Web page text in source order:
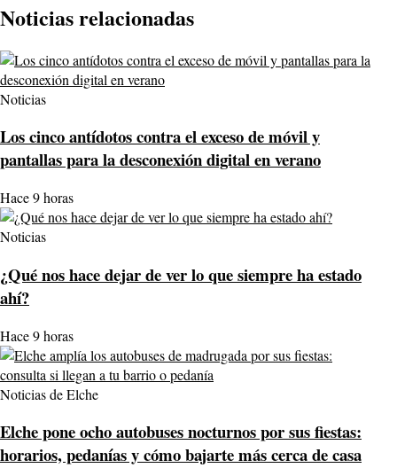
Noticias relacionadas
Noticias
Los cinco antídotos contra el exceso de móvil y
pantallas para la desconexión digital en verano
Hace 9 horas
Noticias
¿Qué nos hace dejar de ver lo que siempre ha estado
ahí?
Hace 9 horas
Noticias de Elche
Elche pone ocho autobuses nocturnos por sus fiestas:
horarios, pedanías y cómo bajarte más cerca de casa